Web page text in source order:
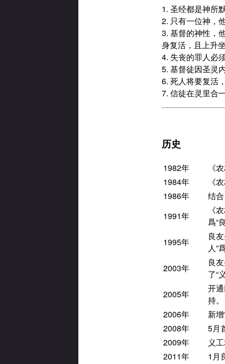
1. 圣经都是神所
2. 只有一位神，
3. 基督的神性，
身复活，且上升
4. 失丧的罪人必
5. 基督徒因圣灵
6. 死人将要复活
7. 信徒在灵里合
历史
1982年
《
1984年
《
1986年
结
1991年
《
爲“
1995年
良
人”
2003年
良
了“
2005年
开
持。
2006年
新
2008年
5月
2009年
义
2011年
1月